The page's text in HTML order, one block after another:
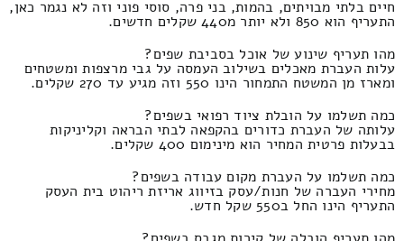
חיים בלתי מבויתים, בהמות, בני פרה, סוסי פוני וזה לא נגמר כאן,
התעריף הוא 850 ולא יותר מ440 שקלים חדשים.
מהו תעריף שינוע של אוכל בסביבת שפים?
עלות העברת מאכלים בשילוב העמסה על גבי מרצפות ומשטחים
ומארז מן המשטח התמחור הינו 550 וזה מגיע עד 270 שקלים.
כמה תשלמו על הובלת ציוד רפואי בשפים?
עלותה של העברת כדורים בהקפאה לבתי הבראה וקליניקות
בבעלות פרטית המחיר הוא מינימום 400 שקלים.
כמה תשלמו על העברת מקום עבודה בשפים?
מחירי העברה של חנות/עסק בזיווג אריזת ריהוט בית העסק
התעריף הינו החל ב550 שקל חדש.